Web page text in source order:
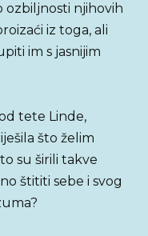
ozbiljnosti njihovih
iz toga, ali
im s jasnijim
tete Linde,
što želim
su širili takve
štititi sebe i svog